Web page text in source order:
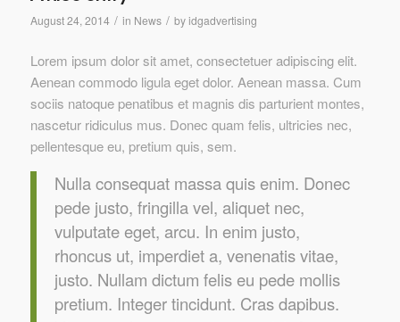
August 24, 2014 / in News / byidgadvertising
Lorem ipsum dolor sit amet, consectetuer adipiscing elit.
Aenean commodo ligula eget dolor. Aenean massa. Cum
sociis natoque penatibus et magnis dis parturient montes,
nascetur ridiculus mus. Donec quam felis, ultricies nec,
pellentesque eu, pretium quis, sem.
Nulla consequat massa quis enim. Donec
pede justo, fringilla vel, aliquet nec,
vulputate eget, arcu. In enim justo,
rhoncus ut, imperdiet a, venenatis vitae,
justo. Nullam dictum felis eu pede mollis
pretium. Integer tincidunt. Cras dapibus.